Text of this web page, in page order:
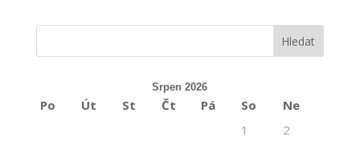
Srpen 2026
Po Út St Čt Pá So
Ne
1
2